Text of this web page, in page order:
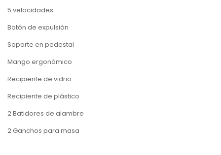
5 velocidades
Botón de expulsión
Soporte en pedestal
Mango ergonómico
Recipiente de vidrio
Recipiente de plástico
2 Batidores de alambre
2 Ganchos para masa